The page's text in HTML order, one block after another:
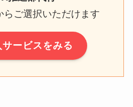
らご選択いただけます
ービスをみる